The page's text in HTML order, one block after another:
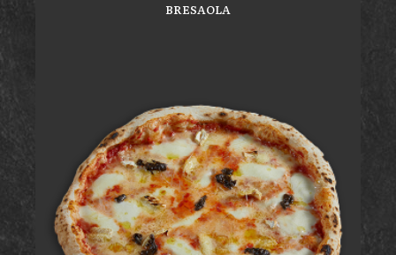
BRESAOLA